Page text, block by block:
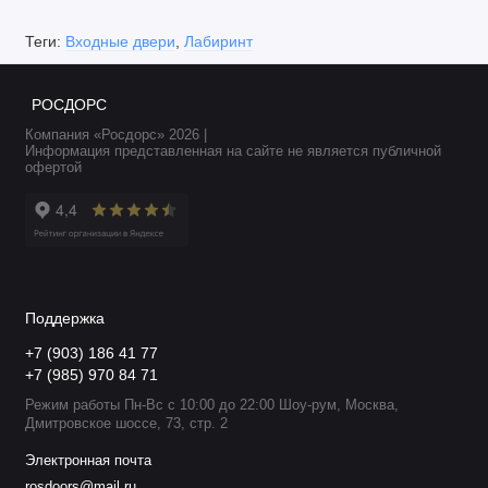
Теги: Входные двери Лабиринт
РОСДОРС
Компания «Росдорс» 2026 |
Информация представленная на сайте не является публичной
офертой
Поддержка
+7 (903) 186 41 77
+7 (985) 970 84 71
Режим работы Пн-Вс с 10:00 до 22:00 Шоу-рум, Москва,
Дмитровское шоссе, 73, стр. 2
Электронная почта